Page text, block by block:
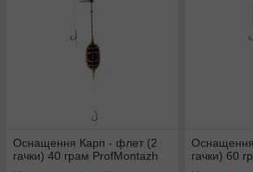
Оснащення Карп - флет (2
гачки) 40 грам ProfMontazh
гачки) 60